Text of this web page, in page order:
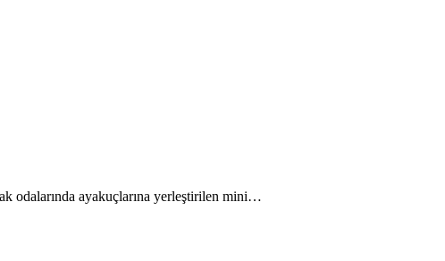
odalarında ayakuçlarına yerleştirilen mini…